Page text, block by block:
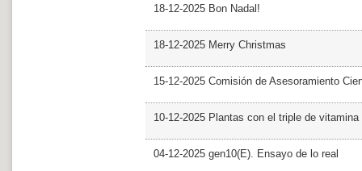
18-12-2025 Bon Nadal!
18-12-2025 Merry Christmas
15-12-2025 Comisión de Asesoramiento
10-12-2025 Plantas con el triple de vitamina
04-12-2025 gen10(E). Ensayo de lo real